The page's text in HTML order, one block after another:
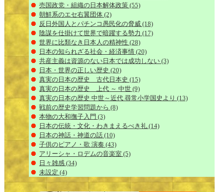
売国政党・組織の日本解体政策 (55)
朝鮮系のエセ右翼団体 (2)
反日外国人とパチンコ愚民化の脅威 (18)
陰謀を仕掛けて世界で暗躍する勢力 (17)
世界に比類なき日本人の精神性 (28)
日本の知られざる社会・経済事情 (20)
共産主義は資源のない日本では成功しない (3)
日本・世界の正しい歴史 (20)
真実の日本の歴史 古代日本史 (15)
真実の日本の歴史 上代 ～ 中世 (9)
真実の日本の歴史 中世～近代 尋常小学国史より (13)
戦前の歴史学習問題から (8)
本物の大和撫子入門 (3)
日本の伝統・文化・わきまえるべき礼 (14)
日本の神話・神道の話 (10)
子供のピアノ・歌 演奏 (43)
アリーシャ・ロデムの音楽室 (5)
日々雑感 (34)
未設定 (4)